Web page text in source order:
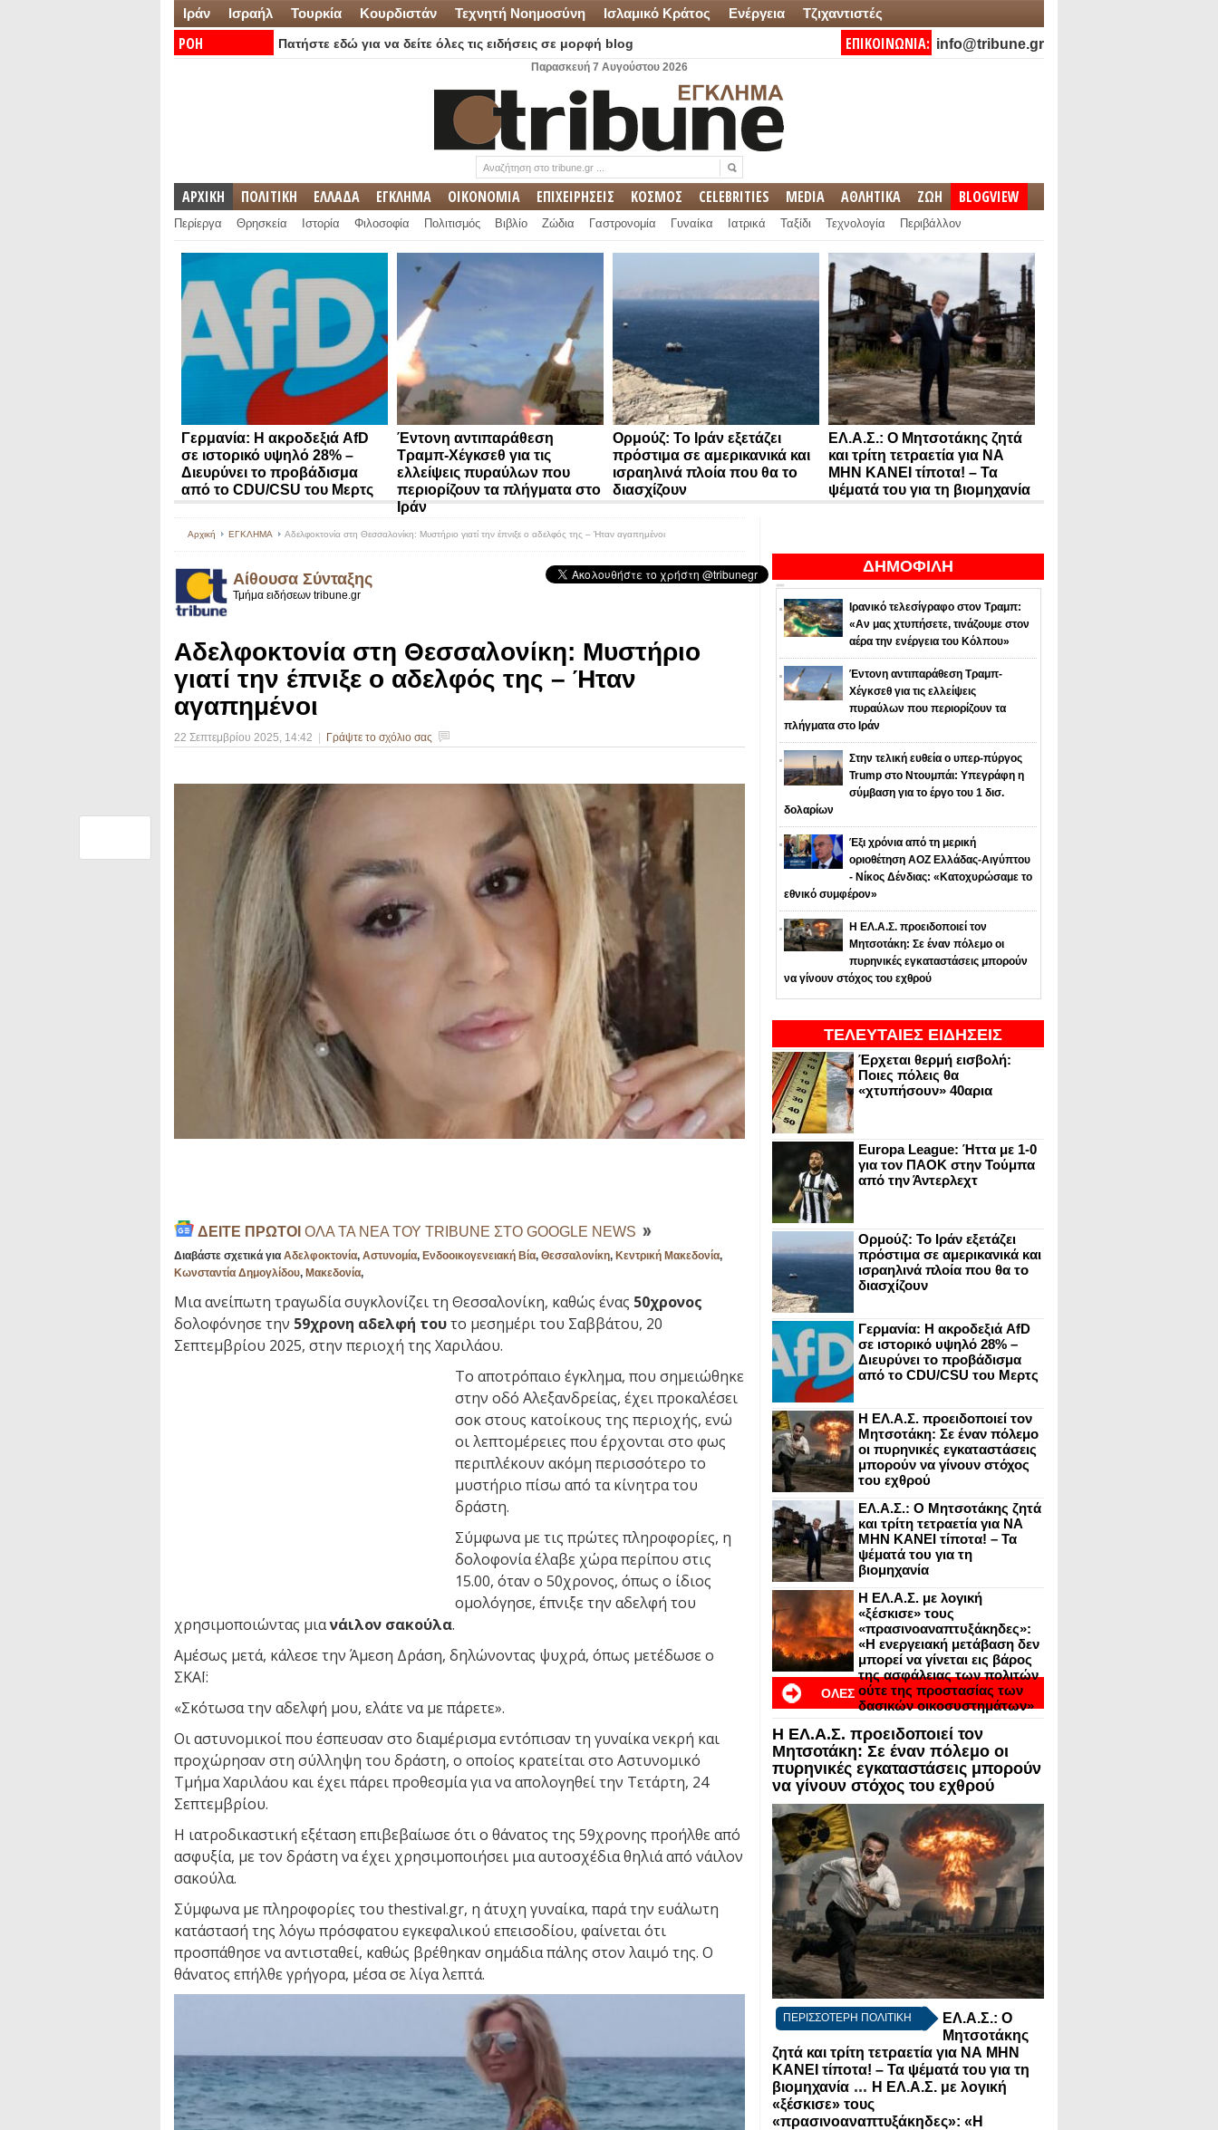
Ιράν Ισραήλ Τουρκία Κουρδιστάν Τεχνητή Νοημοσύνη Ισλαμικό Κράτος Ενέργεια Τζιχαντιστές
ΡΟΗ
Πατήστε εδώ για να δείτε όλες τις ειδήσεις σε μορφή blog ΕΠΙΚΟΙΝΩΝΙΑ: info@tribune.gr
Παρασκευή 7 Αυγούστου 2026
ΑΡΧΙΚΗ ΠΟΛΙΤΙΚΗ ΕΛΛΑΔΑ ΕΓΚΛΗΜΑ ΟΙΚΟΝΟΜΙΑ ΕΠΙΧΕΙΡΗΣΕΙΣ ΚΟΣΜΟΣ CELEBRITIES MEDIA ΑΘΛΗΤΙΚΑ ΖΩΗ BLOGVIEW
Περίεργα Θρησκεία Ιστορία Φιλοσοφία Πολιτισμός Βιβλίο Ζώδια Γαστρονομία Γυναίκα Ιατρικά Ταξίδι Τεχνολογία Περιβάλλον
Γερμανία: Η ακροδεξιά AfD
σε ιστορικό υψηλό 28% –
Διευρύνει το προβάδισμα
από το CDU/CSU του Μερτς
Έντονη αντιπαράθεση
Τραμπ-Χέγκσεθ για τις
ελλείψεις πυραύλων που
περιορίζουν τα πλήγματα στο
Ιράν
Ορμούζ: Το Ιράν εξετάζει
πρόστιμα σε αμερικανικά και
ισραηλινά πλοία που θα το
διασχίζουν
ΕΛ.Α.Σ.: Ο Μητσοτάκης ζητά
και τρίτη τετραετία για ΝΑ
ΜΗΝ ΚΑΝΕΙ τίποτα! – Τα
ψέματά του για τη βιομηχανία
ΔΗΜΟΦΙΛΗ
Ιρανικό τελεσίγραφο στον Τραμπ:
«Αν μας χτυπήσετε, τινάζουμε στον
αέρα την ενέργεια του Κόλπου»
Έντονη αντιπαράθεση Τραμπ-
Χέγκσεθ για τις ελλείψεις
πυραύλων που περιορίζουν τα
πλήγματα στο Ιράν
Στην τελική ευθεία ο υπερ-πύργος
Trump στο Ντουμπάι: Υπεγράφη η
σύμβαση για το έργο του 1 δισ.
δολαρίων
Έξι χρόνια από τη μερική
οριοθέτηση ΑΟΖ Ελλάδας-Αιγύπτου
- Νίκος Δένδιας: «Κατοχυρώσαμε το
εθνικό συμφέρον»
Η ΕΛ.Α.Σ. προειδοποιεί τον
Μητσοτάκη: Σε έναν πόλεμο οι
πυρηνικές εγκαταστάσεις μπορούν
να γίνουν στόχος του εχθρού
ΤΕΛΕΥΤΑΙΕΣ ΕΙΔΗΣΕΙΣ
Έρχεται θερμή εισβολή:
Ποιες πόλεις θα
«χτυπήσουν» 40αρια
Europa League: Ήττα με 1-0
για τον ΠΑΟΚ στην Τούμπα
από την Άντερλεχτ
Ορμούζ: Το Ιράν εξετάζει
πρόστιμα σε αμερικανικά και
ισραηλινά πλοία που θα το
διασχίζουν
Γερμανία: Η ακροδεξιά AfD
σε ιστορικό υψηλό 28% –
Διευρύνει το προβάδισμα
από το CDU/CSU του Μερτς
Η ΕΛ.Α.Σ. προειδοποιεί τον
Μητσοτάκη: Σε έναν πόλεμο
οι πυρηνικές εγκαταστάσεις
μπορούν να γίνουν στόχος
του εχθρού
ΕΛ.Α.Σ.: Ο Μητσοτάκης ζητά
και τρίτη τετραετία για ΝΑ
ΜΗΝ ΚΑΝΕΙ τίποτα! – Τα
ψέματά του για τη
βιομηχανία
Η ΕΛ.Α.Σ. με λογική
«ξέσκισε» τους
«πρασινοαναπτυξάκηδες»:
«Η ενεργειακή μετάβαση δεν
μπορεί να γίνεται εις βάρος
της ασφάλειας των πολιτών
ούτε της προστασίας των
δασικών οικοσυστημάτων»
ΟΛΕΣ
ΟΙ
ΕΙΔΗΣΕΙΣ ΣΕ BLOGVIEW
Η ΕΛ.Α.Σ. προειδοποιεί τον
Μητσοτάκη: Σε έναν πόλεμο οι
πυρηνικές εγκαταστάσεις μπορούν
να γίνουν στόχος του εχθρού
ΠΕΡΙΣΣΟΤΕΡΗ ΠΟΛΙΤΙΚΗ
ΕΛ.Α.Σ.: Ο
Μητσοτάκης
ζητά και τρίτη τετραετία για ΝΑ ΜΗΝ
ΚΑΝΕΙ τίποτα! – Τα ψέματά του για τη
βιομηχανία ... Η ΕΛ.Α.Σ. με λογική
«ξέσκισε» τους
«πρασινοαναπτυξάκηδες»: «Η
Αρχική ΕΓΚΛΗΜΑ Αδελφοκτονία στη Θεσσαλονίκη: Μυστήριο γιατί την έπνιξε ο αδελφός της – Ήταν αγαπημένοι
Αίθουσα Σύνταξης
Τμήμα ειδήσεων tribune.gr
Αδελφοκτονία στη Θεσσαλονίκη: Μυστήριο
γιατί την έπνιξε ο αδελφός της – Ήταν
αγαπημένοι
22 Σεπτεμβρίου 2025, 14:42 Γράψτε το σχόλιο σας
ΔΕΙΤΕ ΠΡΩΤΟΙ ΟΛΑ ΤΑ ΝΕΑ ΤΟΥ TRIBUNE ΣΤΟ GOOGLE NEWS
Διαβάστε σχετικά για Αδελφοκτονία, Αστυνομία, Ενδοοικογενειακή Βία, Θεσσαλονίκη, Κεντρική Μακεδονία,
Κωνσταντία Δημογλίδου, Μακεδονία,
Μια ανείπωτη τραγωδία συγκλονίζει τη Θεσσαλονίκη, καθώς ένας 50χρονος
δολοφόνησε την 59χρονη αδελφή τουτο μεσημέρι του Σαββάτου, 20
Σεπτεμβρίου 2025, στην περιοχή της Χαριλάου.
Το αποτρόπαιο έγκλημα, που σημειώθηκε
στην οδό Αλεξανδρείας, έχει προκαλέσει
σοκ στους κατοίκους της περιοχής, ενώ
οι λεπτομέρειες που έρχονται στο φως
περιπλέκουν ακόμη περισσότερο το
μυστήριο πίσω από τα κίνητρα του
δράστη.
Σύμφωνα με τις πρώτες πληροφορίες, η
δολοφονία έλαβε χώρα περίπου στις
15.00, όταν ο 50χρονος, όπως ο ίδιος
ομολόγησε, έπνιξε την αδελφή του
χρησιμοποιώντας μιανάιλον σακούλα.
Αμέσως μετά, κάλεσε την Άμεση Δράση, δηλώνοντας ψυχρά, όπως μετέδωσε ο
ΣΚΑΪ:
«Σκότωσα την αδελφή μου, ελάτε να με πάρετε».
Οι αστυνομικοί που έσπευσαν στο διαμέρισμα εντόπισαν τη γυναίκα νεκρή και
προχώρησαν στη σύλληψη του δράστη, ο οποίος κρατείται στο Αστυνομικό
Τμήμα Χαριλάου και έχει πάρει προθεσμία για να απολογηθεί την Τετάρτη, 24
Σεπτεμβρίου.
Η ιατροδικαστική εξέταση επιβεβαίωσε ότι ο θάνατος της 59χρονης προήλθε από
ασφυξία, με τον δράστη να έχει χρησιμοποιήσει μια αυτοσχέδια θηλιά από νάιλον
σακούλα.
Σύμφωνα με πληροφορίες του thestival.gr, η άτυχη γυναίκα, παρά την ευάλωτη
κατάστασή της λόγω πρόσφατου εγκεφαλικού επεισοδίου, φαίνεται ότι
προσπάθησε να αντισταθεί, καθώς βρέθηκαν σημάδια πάλης στον λαιμό της. Ο
θάνατος επήλθε γρήγορα, μέσα σε λίγα λεπτά.